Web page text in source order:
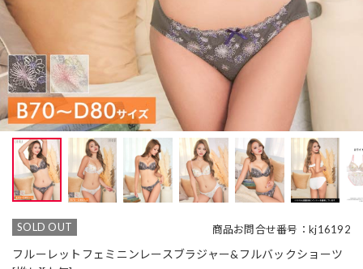
SOLD OUT 商品お問合せ番号：kj16192
フルーレットフェミニンレースブラジャー&フルバックショーツ